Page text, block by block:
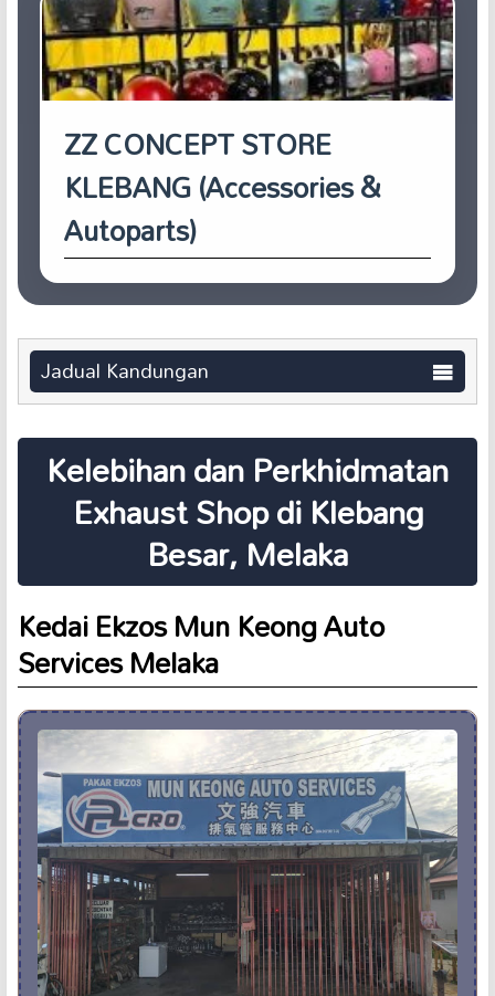
ZZ CONCEPT STORE
KLEBANG (Accessories &
Autoparts)
Jadual Kandungan
Kelebihan dan Perkhidmatan
Exhaust Shop di Klebang
Besar, Melaka
Kedai Ekzos Mun Keong Auto
Services Melaka